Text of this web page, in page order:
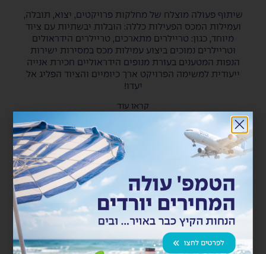
שיתוף פעולה מוצלח של מחלקות פרויקטים, יצוא, תובלה,
ועמילות המכס הפעילות כללה: הובלות יבשתיות עם ציוד
מיוחד, כגון: טריילרים מתארכים, טריילרים הידראולים
וטריילרים נמוכים ביצוע עמילות מכס במסירות ישירות
הנפות המטענים בעזרת מנופים הידראוליים חכירת אנייה
ייעודית למשימה הפרויקט ארך כיומיים והציוד הפליג אל
יעדו!
קראו עוד